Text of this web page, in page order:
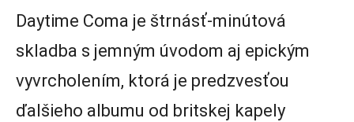
Daytime Coma je štrnásť-minútová
skladba s jemným úvodom aj epickým
vyvrcholením, ktorá je predzvesťou
ďalšieho albumu od britskej kapely